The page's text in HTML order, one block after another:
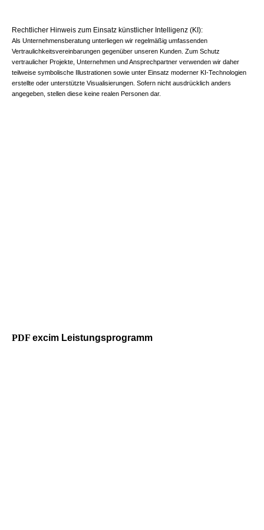
Rechtlicher Hinweis zum Einsatz künstlicher Intelligenz (KI):
Als Unternehmensberatung unterliegen wir regelmäßig umfassenden
Vertraulichkeitsvereinbarungen gegenüber unseren Kunden. Zum Schutz
vertraulicher Projekte, Unternehmen und Ansprechpartner verwenden wir daher
teilweise symbolische Illustrationen sowie unter Einsatz moderner KI-Technologien
erstellte oder unterstützte Visualisierungen. Sofern nicht ausdrücklich anders
angegeben, stellen diese keine realen Personen dar.
PDF excim Leistungsprogramm